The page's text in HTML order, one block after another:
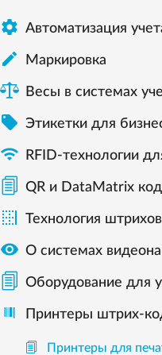
 Автоматизация
 Маркировка
Весы в системах
 Этикетки для
 RFID-технологии
QR и DataMatrix
 Технология
 О системах
Оборудование для
Принтеры штрих-
Принтеры для